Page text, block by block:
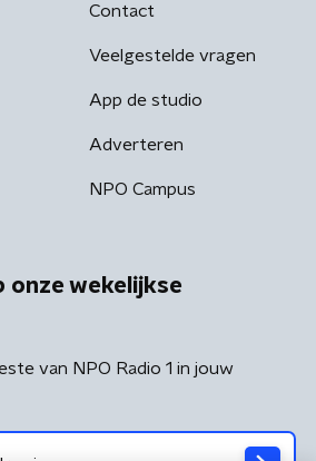
Contact
Veelgestelde vragen
App de studio
Adverteren
NPO Campus
onze wekelijkse
van NPO Radio 1 in jouw